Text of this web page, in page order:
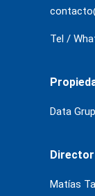
Tel /
Data
Director
Matías